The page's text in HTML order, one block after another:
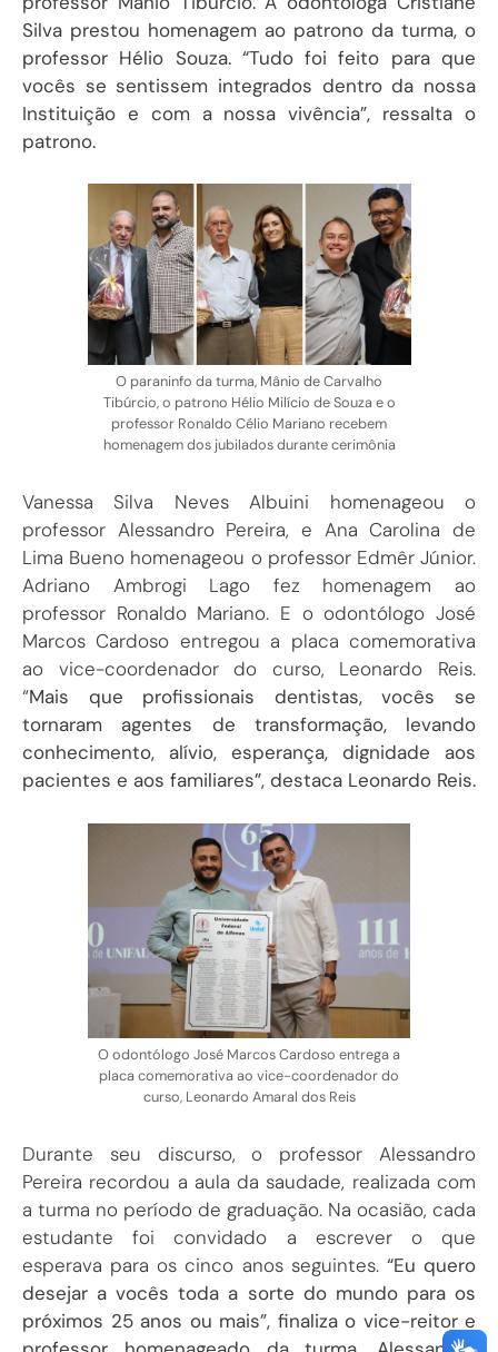
Silva prestou homenagem ao patrono da turma, o
professor Hélio Souza. “Tudo foi feito para que
vocês se sentissem integrados dentro da nossa
Instituição e com a nossa vivência”, ressalta o
patrono.
O paraninfo da turma, Mânio de Carvalho
Tibúrcio, o patrono Hélio Milício de Souza e o
professor Ronaldo Célio Mariano recebem
homenagem dos jubilados durante cerimônia
Vanessa Silva Neves Albuini homenageou o
professor Alessandro Pereira, e Ana Carolina de
Lima Bueno homenageou o professor Edmêr Júnior.
Adriano Ambrogi Lago fez homenagem ao
professor Ronaldo Mariano. E o odontólogo José
Marcos Cardoso entregou a placa comemorativa
ao vice-coordenador do curso, Leonardo Reis.
“Mais que profissionais dentistas, vocês se
tornaram agentes de transformação, levando
conhecimento, alívio, esperança, dignidade aos
pacientes e aos familiares”, destaca Leonardo Reis.
O odontólogo José Marcos Cardoso entrega a
placa comemorativa ao vice-coordenador do
curso, Leonardo Amaral dos Reis
Durante seu discurso, o professor Alessandro
Pereira recordou a aula da saudade, realizada com
a turma no período de graduação. Na ocasião, cada
estudante foi convidado a escrever o que
esperava para os cinco anos seguintes. “Eu quero
desejar a vocês toda a sorte do mundo para os
próximos 25 anos ou mais”, finaliza o vice-reitor e